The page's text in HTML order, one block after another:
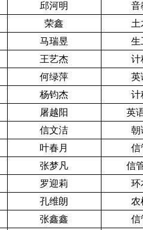
邱河明
音
荣鑫
土
马瑞昱
生
王艺杰
计
何绿萍
英
杨钧杰
计
屠越阳
英
信文洁
朝
叶春月
信
张梦凡
信
罗迎莉
环
孔维朗
农
张鑫鑫
信